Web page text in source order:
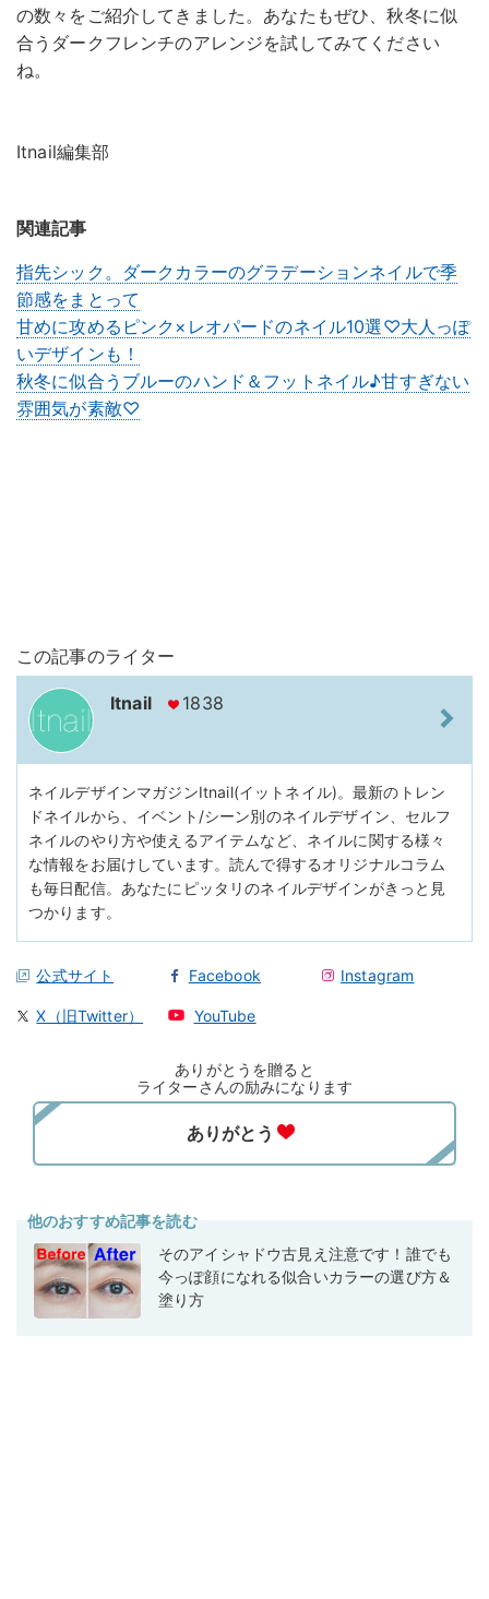
の数々をご紹介してきました。あなたもぜひ、秋冬に似
合うダークフレンチのアレンジを試してみてください
ね。
Itnail編集部
関連記事
指先シック。ダークカラーのグラデーションネイルで季
節感をまとって
甘めに攻めるピンク×レオパードのネイル10選♡大人っぽ
いデザインも！
秋冬に似合うブルーのハンド＆フットネイル♪甘すぎない
雰囲気が素敵♡
この記事のライター
Itnail 1838
ネイルデザインマガジンItnail(イットネイル)。最新のトレン
ドネイルから、イベント/シーン別のネイルデザイン、セルフ
ネイルのやり方や使えるアイテムなど、ネイルに関する様々
な情報をお届けしています。読んで得するオリジナルコラム
も毎日配信。あなたにピッタリのネイルデザインがきっと見
つかります。
公式サイト Facebook Instagram
X（旧Twitter） YouTube
ありがとうを贈ると
ライターさんの励みになります
他のおすすめ記事を読む
そのアイシャドウ古見え注意です！誰でも
今っぽ顔になれる似合いカラーの選び方＆
塗り方